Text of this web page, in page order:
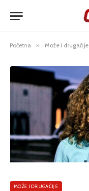
Početna » Može i drugačije
MOŽE I DRUGAČIJE